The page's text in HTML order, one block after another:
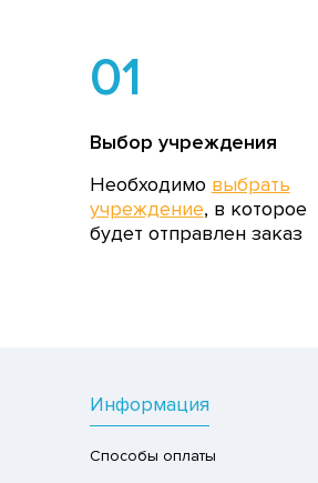
01
Выбор учреждения
Необходимо выбрать
учреждение, в которое
будет отправлен заказ
Информация
Способы оплаты